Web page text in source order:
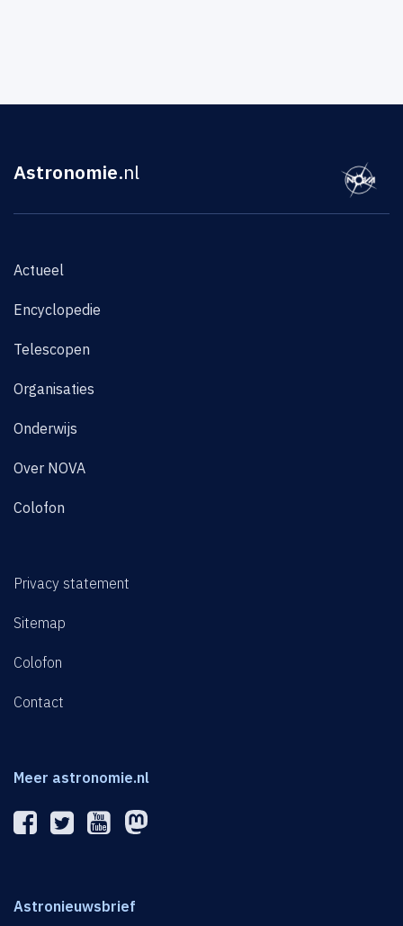
Astronomie.nl
Actueel
Encyclopedie
Telescopen
Organisaties
Onderwijs
Over NOVA
Colofon
Privacy statement
Sitemap
Colofon
Contact
Meer astronomie.nl
Astronieuwsbrief